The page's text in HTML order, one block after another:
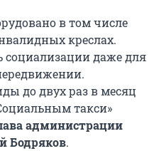
в том числе
креслах.
социализации даже для
до двух раз в месяц
такси»
администрации
Бодряков.